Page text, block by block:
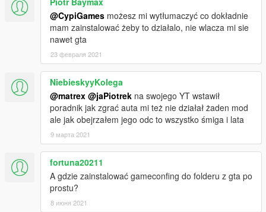
There are 2 ways to install the mod: automatic installation and
manual installation.
If your GTA V crashes when you try to load the game, please
install custom gameconfig (you can use more add-on cars with
this file)
https://pl.gta5-mods.com/misc/gta-5-gameconfig-300-cars
polishemergencyv@gmail.com
https://discord.gg/JNW7Hajgwj
https://www.facebook.com/PolishEmergencyV
License:
https://polishemergencyv.com/license.pdf
@CypiGames możesz mi wytłumaczyć co dokładnie
mam zainstalować żeby to działalo, nie wlacza mi sie
nawet gta
23 февраля 2021
NiebieskyyKolega
@matrex @jaPiotrek na swojego YT wstawił
poradnik jak zgrać auta mi też nie działał żaden mod
ale jak obejrzałem jego odc to wszystko śmiga i lata
9 марта 2021
fortuna20211
A gdzie zainstalować gameconfing do folderu z gta po
prostu?
8 июня 2021